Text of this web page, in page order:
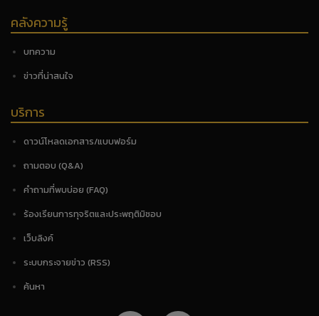
คลังความรู้
บทความ
ข่าวที่น่าสนใจ
บริการ
ดาวน์โหลดเอกสาร/แบบฟอร์ม
ถามตอบ (Q&A)
คำถามที่พบบ่อย (FAQ)
ร้องเรียนการทุจริตและประพฤติมิชอบ
เว็บลิงค์
ระบบกระจายข่าว (RSS)
ค้นหา